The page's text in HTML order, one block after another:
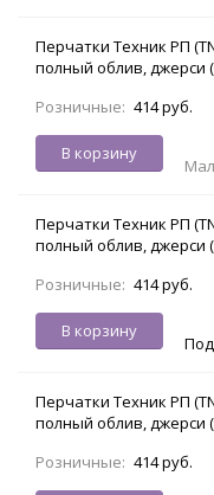
Перчатки Техник РП
полный облив, джерси
Розничные: 414 руб.
В корзину
Перчатки Техник РП
полный облив, джерси
Розничные: 414 руб.
В корзину
Перчатки Техник РП
полный облив, джерси
Розничные: 414 руб.